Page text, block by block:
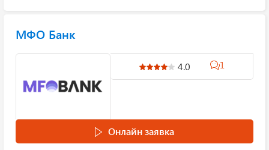
МФО Банк
4.0 1
Онлайн заявка